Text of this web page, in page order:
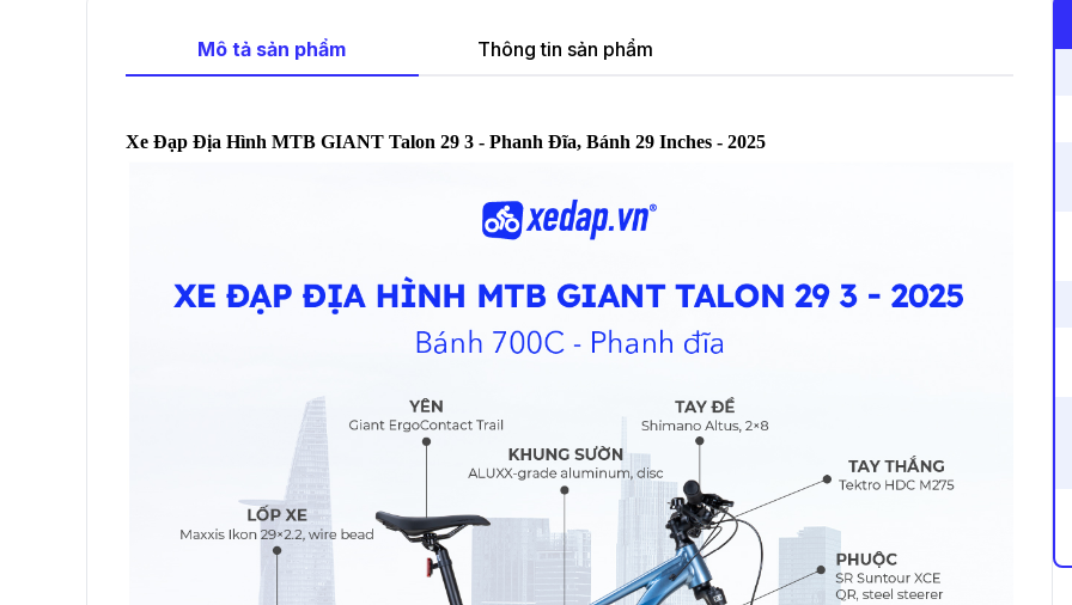
Mô tả sản phẩm Thông tin sản phẩm
Xe Đạp Địa Hình MTB GIANT Talon 29 3 - Phanh Đĩa, Bánh 29 Inches - 2025